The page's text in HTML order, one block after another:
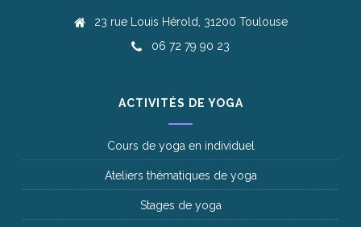
23 rue Louis Hérold, 31200 Toulouse
06 72 79 90 23
ACTIVITÉS DE YOGA
Cours de yoga en individuel
Ateliers thématiques de yoga
Stages de yoga